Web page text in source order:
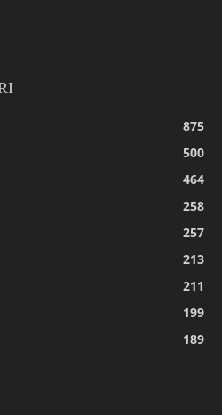
875
500
464
258
257
213
211
199
189